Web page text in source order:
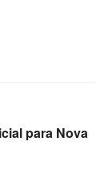
para Nova